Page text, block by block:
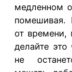
медленном
помешивая.
от времени,
делайте
не